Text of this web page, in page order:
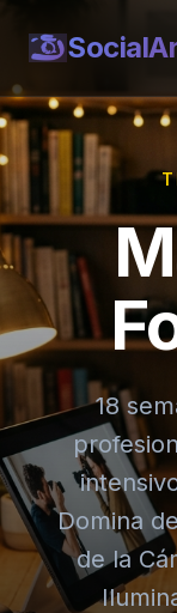
18
Domina
de la